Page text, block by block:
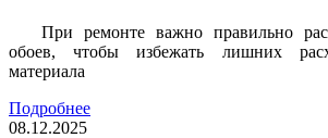
При ремонте важно правильно
обоев, чтобы избежать лишних
материала
Подробнее
08.12.2025